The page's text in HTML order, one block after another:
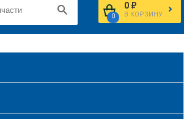
0
0 ₽
В КОРЗИНУ